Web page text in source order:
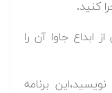
کنید.
ابداع جاوا آن را
برنامه